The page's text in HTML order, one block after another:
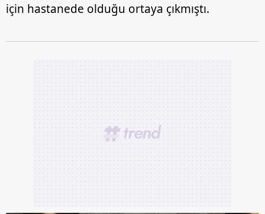
için hastanede olduğu ortaya çıkmıştı.